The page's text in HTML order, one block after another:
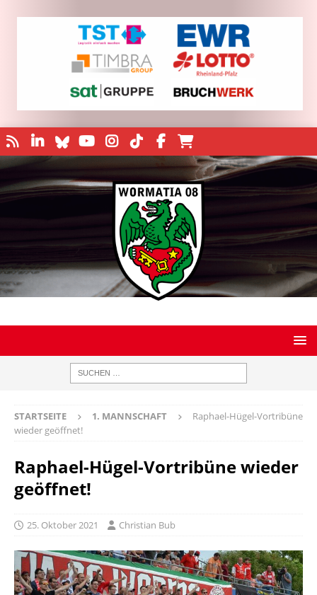
STARTSEITE 1. MANNSCHAFT
Raphael-Hügel-Vortribüne
wieder geöffnet!
Raphael-Hügel-Vortribüne wieder
geöffnet!
25. Oktober 2021 Christian Bub